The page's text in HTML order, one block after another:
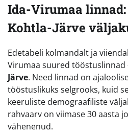
Ida-Virumaa
Kohtla-Järve
Edetabeli kolmandalt ja
Virumaa suured tööstuslinnad
Järve. Need linnad on
tööstuslikuks selgrooks, kuid
keeruliste demograafiliste
rahvaarv on viimase 30 aasta
vähenenud.